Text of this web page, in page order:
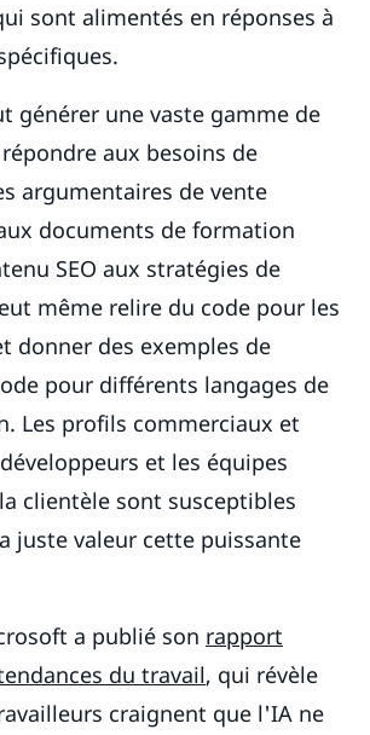
sont alimentés en réponses à
générer une vaste gamme de
aux besoins de
argumentaires de vente
documents de formation
SEO aux stratégies de
même relire du code pour les
donner des exemples de
pour différents langages de
Les profils commerciaux et
et les équipes
clientèle sont susceptibles
juste valeur cette puissante
a publié son rapport
du travail, qui révèle
craignent que l'IA ne